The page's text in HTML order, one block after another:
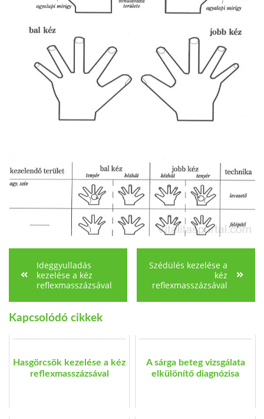
Ideggyulladás
kezelése a kéz
reflexmasszázsával
Szédülés kezelése a
kéz
reflexmasszázsával
Kapcsolódó cikkek
Hasgörcsök kezelése a kéz
reflexmasszázsával
A sárga beteg vizsgálata
elkülönítő diagnózisa